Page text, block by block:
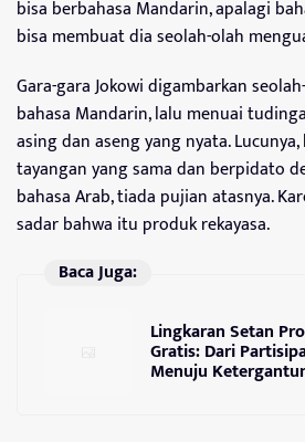
bisa berbahasa Mandarin, apalagi
bisa membuat dia seolah-olah
Gara-gara Jokowi digambarkan
bahasa Mandarin, lalu menuai
asing dan aseng yang nyata.
tayangan yang sama dan berpidato
bahasa Arab, tiada pujian atasnya.
sadar bahwa itu produk rekayasa.
Baca Juga:
Lingkaran Setan
Gratis: Dari
Menuju